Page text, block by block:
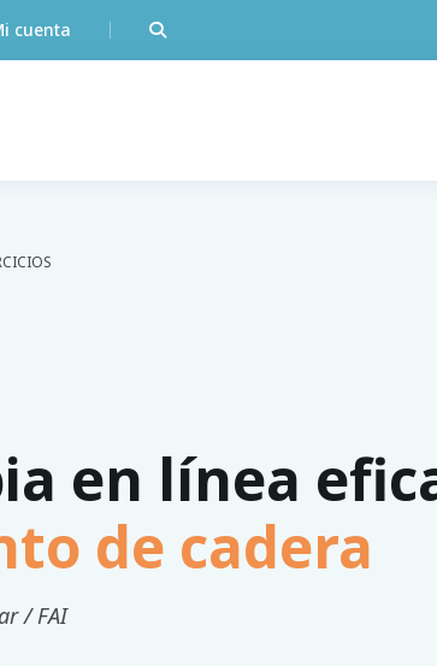
cuenta
en línea
de cadera
/ FAI